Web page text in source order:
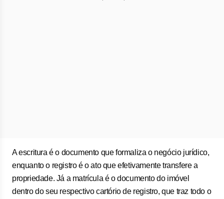
A escritura é o documento que formaliza o negócio jurídico,
enquanto o registro é o ato que efetivamente transfere a
propriedade. Já a matrícula é o documento do imóvel
dentro do seu respectivo cartório de registro, que traz todo o